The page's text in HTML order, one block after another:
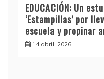
EDUCACIÓN: Un
‘Estampillas’ por
escuela y propinar
14 abril, 2026